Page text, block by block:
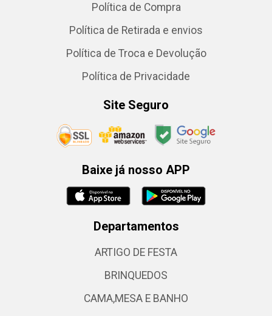
Política de Compra
Política de Retirada e envios
Política de Troca e Devolução
Política de Privacidade
Site Seguro
Baixe já nosso APP
Departamentos
ARTIGO DE FESTA
BRINQUEDOS
CAMA,MESA E BANHO